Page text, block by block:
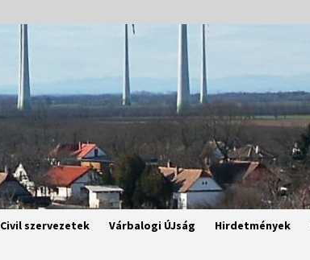
Civil szervezetek Várbalogi ÚJság Hirdetmények